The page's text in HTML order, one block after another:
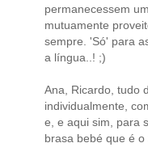
permanecessem
mutuamente
sempre. 'Só' para
a língua..! ;)
Ana, Ricardo, tudo
individualmente,
e, e aqui sim, para
brasa bebé que é o